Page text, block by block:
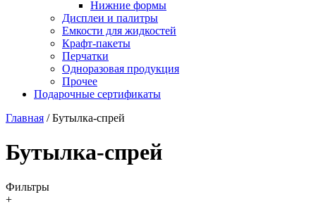
Нижние формы
Дисплеи и палитры
Емкости для жидкостей
Крафт-пакеты
Перчатки
Одноразовая продукция
Прочее
Подарочные сертификаты
Главная /Бутылка-спрей
Бутылка-спрей
Фильтры
+